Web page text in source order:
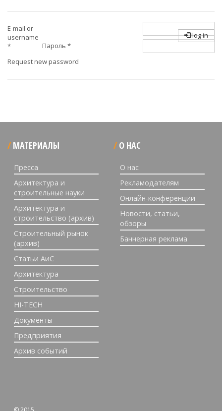
E-mail or
username
*
Пароль *
Request new password
log in
МАТЕРИАЛЫ
Пресса
Архитектура и
строительные науки
Архитектура и
строительство (архив)
Строительный рынок
(архив)
Статьи АиС
Архитектура
Строительство
HI-TECH
Документы
Предприятия
Архив событий
О НАС
О нас
Рекламодателям
Онлайн-конференции
Новости, статьи,
обзоры
Баннерная реклама